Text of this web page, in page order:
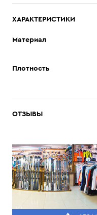
ХАРАКТЕРИСТИКИ
Материал
Плотность
ОТЗЫВЫ